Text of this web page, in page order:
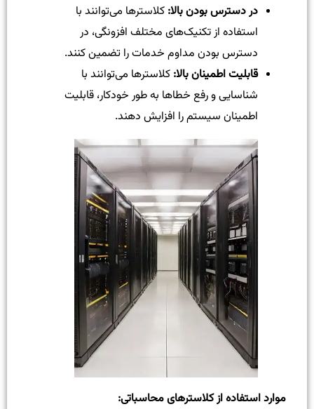
در دسترس بودن بالا: کلاستر‌ها می‌توانند با
استفاده از تکنیک‌های مختلف افزونگی، در
دسترس بودن مداوم خدمات را تضمین کنند.
قابلیت اطمینان بالا: کلاستر‌ها می‌توانند با
شناسایی و رفع خطاها به طور خودکار، قابلیت
اطمینان سیستم را افزایش دهند.
موارد استفاده از کلاستر‌های محاسباتی: